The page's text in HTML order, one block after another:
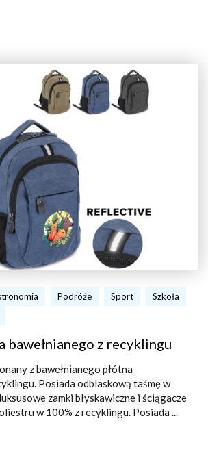
Podróże Sport
Szkoła
bawełnianego z recyklingu
z bawełnianego płótna
Posiada odblaskową taśmę w
zamki błyskawiczne i ściągacze
w 100% z recyklingu. Posiada ...